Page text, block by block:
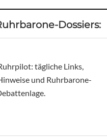
Dossiers:
tägliche Links,
und Ruhrbarone-